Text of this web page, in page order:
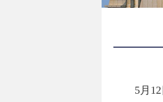
5月 12